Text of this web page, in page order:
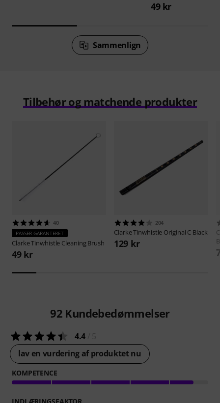
49 kr
Sammenlign
Tilbehør og matchende produkter
40
PASSER GARANTERET
ClarkeTinwhistle Cleaning Brush
49 kr
204
ClarkeTinwhistle Original C Black
129 kr
92 Kundebedømmelser
4.4
lav en vurdering af produktet nu
KOMPETENCE
INDLÆRINGSFAKTOR